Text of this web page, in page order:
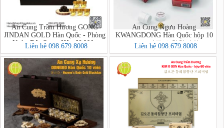
An Cung Trầm Hương GONG
JINDAN GOLD Hàn Quốc - Phòng
Ngừa Đột Quỵ - Hộp 60 Viên
Liên hệ 098.679.8008
An Cung Ngưu Hoàng
KWANGDONG Hàn Quốc hộp 10
viên - 광동 우황청심원
Liên hệ 098.679.8008